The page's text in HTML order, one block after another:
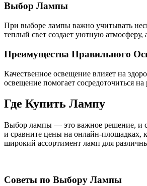
Выбор Лампы
При выборе лампы важно учитывать
теплый свет создает уютную
Преимущества Правильного
Качественное освещение влияет на
освещение помогает сосредоточиться
Где Купить Лампу
Выбор лампы — это важное решение, и
и сравните цены на онлайн-площадках,
широкий ассортимент ламп для
Советы по Выбору Лампы